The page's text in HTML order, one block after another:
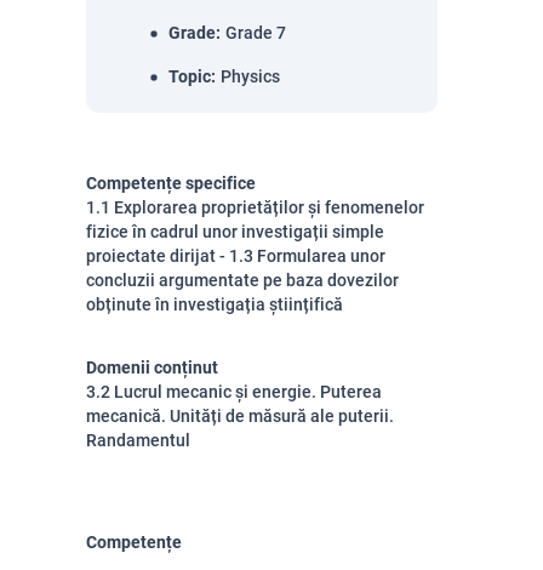
Grade: Grade 7
Topic: Physics
Competențe specifice
1.1 Explorarea proprietăților și fenomenelor
fizice în cadrul unor investigații simple
proiectate dirijat - 1.3 Formularea unor
concluzii argumentate pe baza dovezilor
obținute în investigația științifică
Domenii conținut
3.2 Lucrul mecanic și energie. Puterea
mecanică. Unități de măsură ale puterii.
Randamentul
Competențe